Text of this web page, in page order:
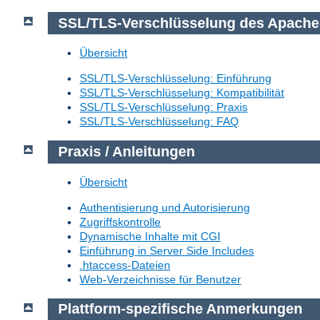
SSL/TLS-Verschlüsselung des Apache
Übersicht
SSL/TLS-Verschlüsselung: Einführung
SSL/TLS-Verschlüsselung: Kompatibilität
SSL/TLS-Verschlüsselung: Praxis
SSL/TLS-Verschlüsselung: FAQ
Praxis / Anleitungen
Übersicht
Authentisierung und Autorisierung
Zugriffskontrolle
Dynamische Inhalte mit CGI
Einführung in Server Side Includes
.htaccess-Dateien
Web-Verzeichnisse für Benutzer
Plattform-spezifische Anmerkungen